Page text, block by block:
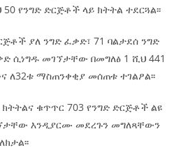
50 የንግድ ድርጅቶች ላይ ክትትል ተደርጓል፡፡
ያለ ንግድ ፈቃድ፣ 71 ባልታደሰ ንግድ
ሲነግዱ መገኘታቸው በመግለፅ 1 ሺህ 441
ለ32ቱ ማስጠንቀቂያ መሰጠቱ ተገልፆል፡፡
ቁጥጥር 703 የንግድ ድርጅቶች ልዩ
እንዲያርሙ መደረጉን መግለጻቸውን